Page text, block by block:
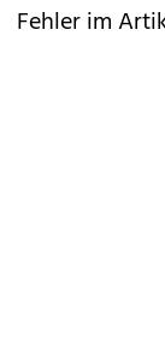
Fehler im